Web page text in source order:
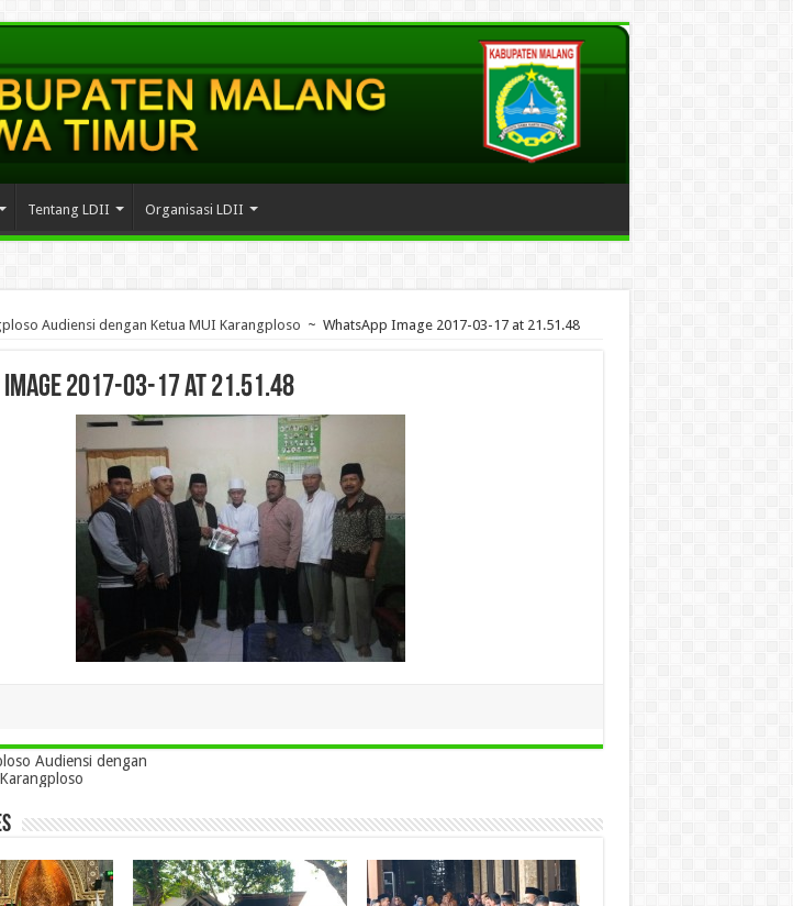
Tentang LDII Organisasi LDII
Audiensi dengan Ketua MUI Karangploso ~ WhatsApp Image 2017-03-17 at 21.51.48
2017-03-17 at 21.51.48
Audiensi dengan